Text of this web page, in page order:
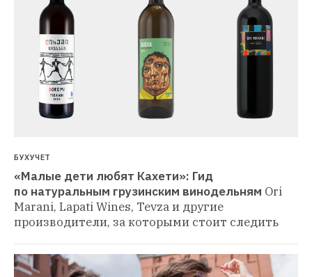
БУХУЧЕТ
«Малые дети любят Кахети»: Гид
по натуральным грузинским винодельням Ori
Marani, Lapati Wines, Tevza и другие
производители, за которыми стоит следить